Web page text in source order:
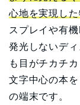
心地を実現した
スプレイや有
発光しないデ
も目がチカチ
文字中心の本
の端末です。